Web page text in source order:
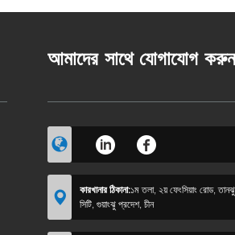
আমাদের সাথে যোগাযোগ করুন
কারখানার ঠিকানা:১ম তলা, ২য় ফেংসিয়াং রোড,
সিটি, গুয়াংঝু প্রদেশ, চীন